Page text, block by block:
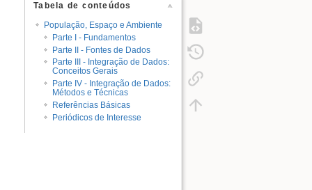
Tabela de conteúdos
População, Espaço e Ambiente
Parte I - Fundamentos
Parte II - Fontes de Dados
Parte III - Integração de Dados:
Conceitos Gerais
Parte IV - Integração de Dados:
Métodos e Técnicas
Referências Básicas
Periódicos de Interesse